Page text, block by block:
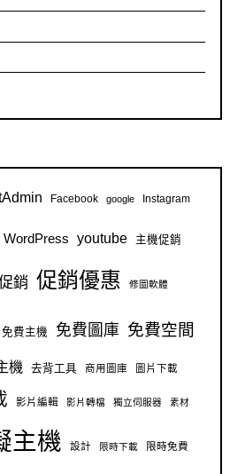
Facebook google Instagram
WordPress youtube 主機促銷
銷 促銷優惠 修圖軟體
免費主機 免費圖庫 免費空間
機 去背工具 商用圖庫 圖片下載
影片編輯 影片轉檔 獨立伺服器 素材
主機 設計 限時下載 限時免費